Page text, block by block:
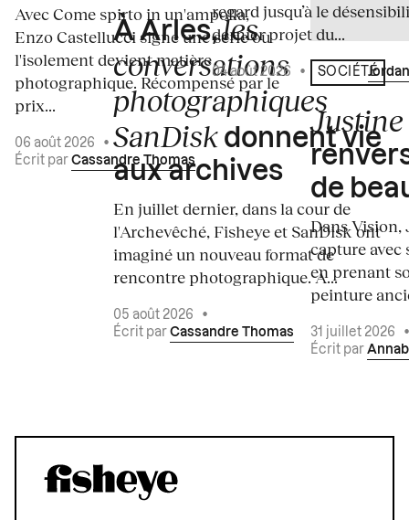
Avec Come spirto in un'ampolla,
Enzo Castellucci signe une série où
l'isolement devient matière
photographique. Récompensé par le
prix...
06 août 2026
•
Écrit par Cassandre Thomas
À Arles,les
conversations
photographiques
SanDisk donnent vie
aux archives
En juillet dernier, dans la cour de
l'Archevêché, Fisheye et SanDisk ont
imaginé un nouveau format de
rencontre photographique. À...
05 août 2026
•
Écrit par Cassandre Thomas
regard jusqu’à le
dernier projet du...
04 août 2026 • Écrit par
SOCIÉTÉ
de
Dans
capture avec
en prenant
peinture
31 juillet 2026
Écrit par